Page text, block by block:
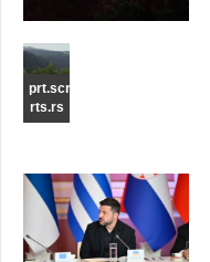
prt.scr
rts.rs